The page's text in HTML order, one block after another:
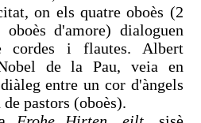
on els quatre oboès (2
d'amore) dialoguen
cordes i flautes. Albert
de la Pau, veia en
entre un cor d'àngels
pastors (oboès).